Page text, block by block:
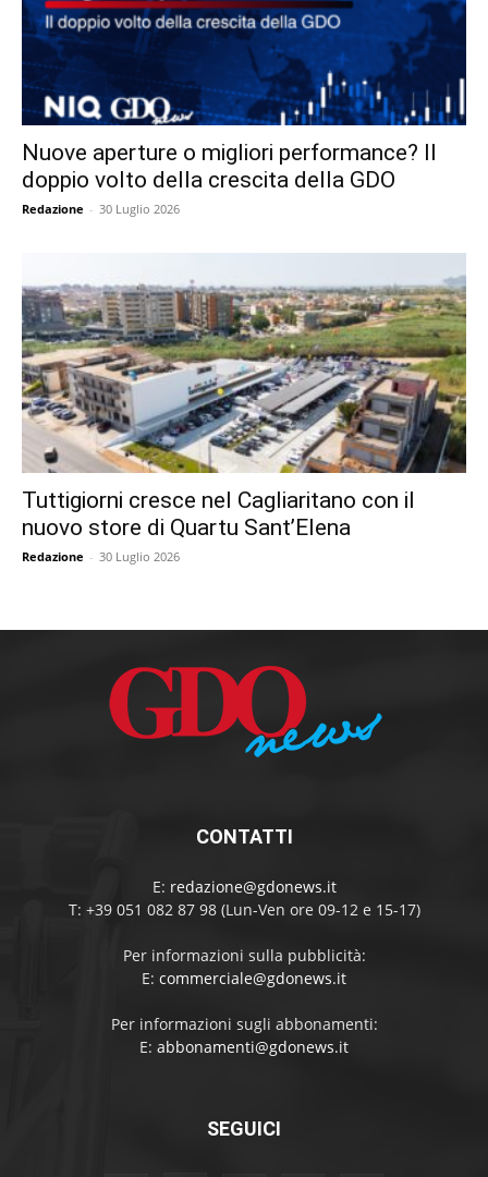
Nuove aperture o migliori performance? Il
doppio volto della crescita della GDO
Redazione - 30 Luglio 2026
Tuttigiorni cresce nel Cagliaritano con il
nuovo store di Quartu Sant’Elena
Redazione - 30 Luglio 2026
CONTATTI
E: redazione@gdonews.it
T: +39 051 082 87 98 (Lun-Ven ore 09-12 e 15-17)
Per informazioni sulla pubblicità:
E: commerciale@gdonews.it
Per informazioni sugli abbonamenti:
E: abbonamenti@gdonews.it
SEGUICI